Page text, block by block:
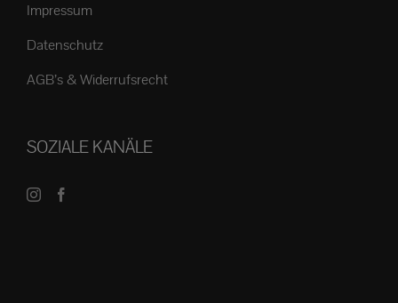
Impressum
Datenschutz
AGB’s & Widerrufsrecht
SOZIALE KANÄLE